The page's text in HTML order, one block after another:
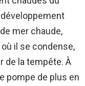
mer chaude,
il se condense,
de la tempête. À
pompe de plus en